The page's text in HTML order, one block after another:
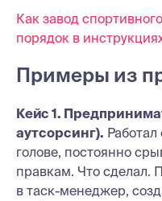
Как завод
порядок в
Примеры из
Кейс 1.
аутсорсинг).
голове, постоянно
правкам. Что сделал.
в таск-менеджер,